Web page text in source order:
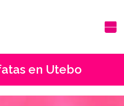
en Utebo